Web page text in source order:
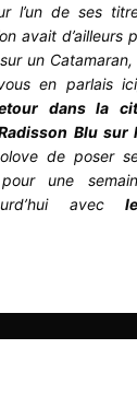
l’un de ses
avait d’ailleurs
un Catamaran,
en parlais
dans la
Blu sur
de poser
une
avec